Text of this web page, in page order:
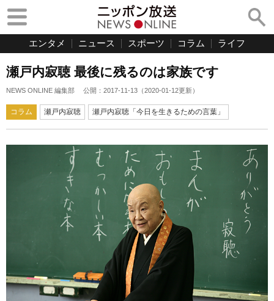
エンタメ ニュース スポーツ コラム ライフ
瀬戸内寂聴 最後に残るのは家族です
NEWS ONLINE 編集部 公開： 2017-11-13 （2020-01-12更新）
コラム 瀬戸内寂聴 瀬戸内寂聴「今日を生きるための言葉」